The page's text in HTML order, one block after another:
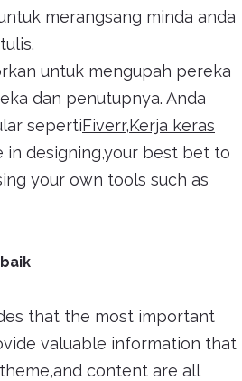
merangsang minda anda
untuk mengupah pereka
dan penutupnya. Anda
sepertiFiverr,Kerja keras
in designing,your best bet to
your own tools such as
that the most important
valuable information that
content are all